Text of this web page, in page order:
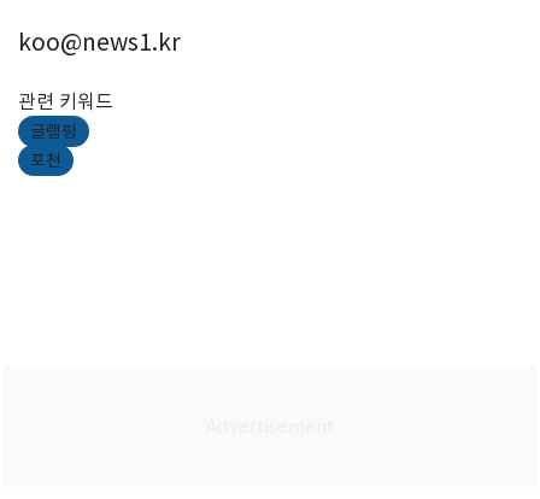
koo@news1.kr
관련 키워드
글램핑
포천